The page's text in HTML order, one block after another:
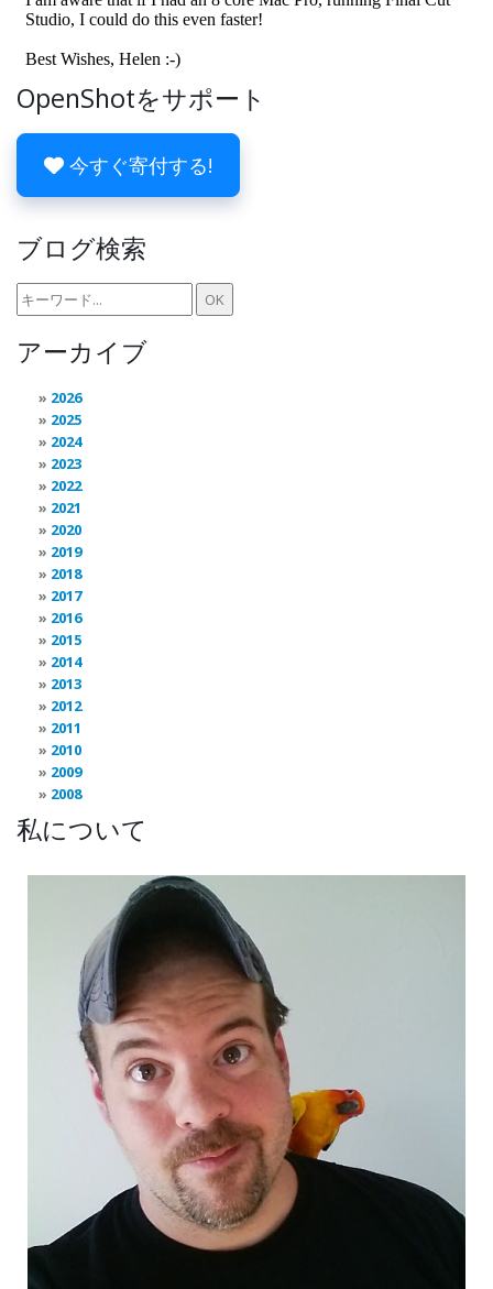
OpenShotをサポート
今すぐ寄付する!
ブログ検索
アーカイブ
2026
2025
2024
2023
2022
2021
2020
2019
2018
2017
2016
2015
2014
2013
2012
2011
2010
2009
2008
私について